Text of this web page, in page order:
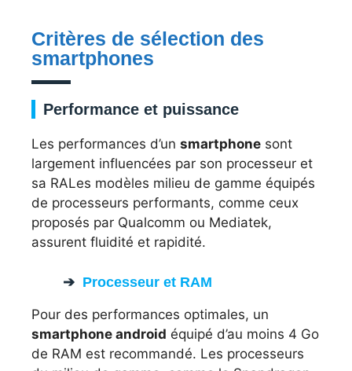
Critères de sélection des
smartphones
Performance et puissance
Les performances d’un smartphone sont
largement influencées par son processeur et
sa RALes modèles milieu de gamme équipés
de processeurs performants, comme ceux
proposés par Qualcomm ou Mediatek,
assurent fluidité et rapidité.
Processeur et RAM
Pour des performances optimales, un
smartphone android équipé d’au moins 4 Go
de RAM est recommandé. Les processeurs